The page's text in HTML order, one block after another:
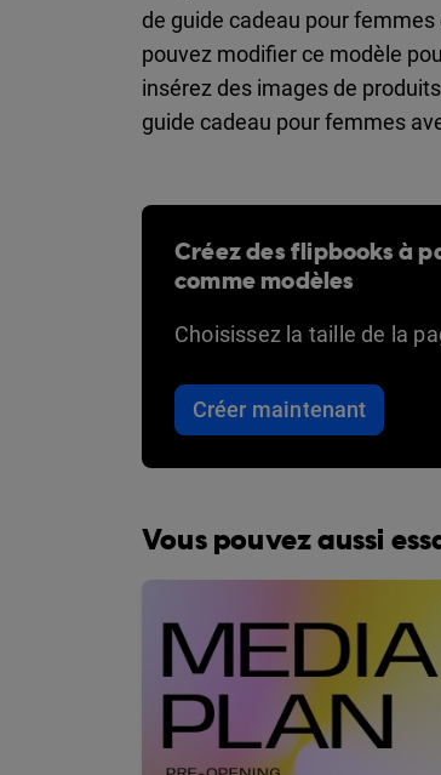
de guide cadeau pour
pouvez modifier ce modèle
insérez des images de
guide cadeau pour femmes
Créez des flipbooks à
comme modèles
Choisissez la taille de la
Créer maintenant
Vous pouvez aussi